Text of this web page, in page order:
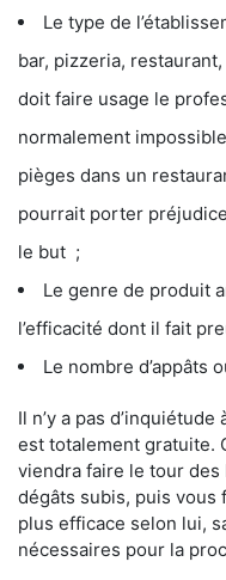
Le type de
bar, pizzeria,
doit faire usage le
normalement
pièges dans un
pourrait porter préjudice
le but ;
Le genre de produit
l’efficacité dont il fait
Le nombre d’appâts
Il n’y a pas
est totalement gratuite.
viendra faire le tour
dégâts subis, puis vous
plus efficace selon lui,
nécessaires pour la